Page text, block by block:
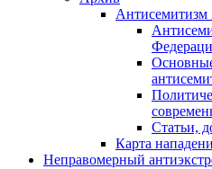
Антисемитизм
Статьи,
Карта
Неправомерный